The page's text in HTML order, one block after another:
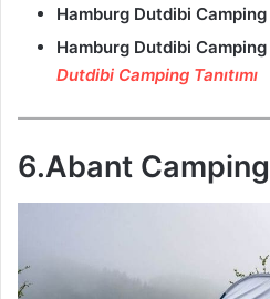
Hamburg Dutdibi Camping
Hamburg Dutdibi Camping
Dutdibi Camping Tanıtımı
6.Abant Camping